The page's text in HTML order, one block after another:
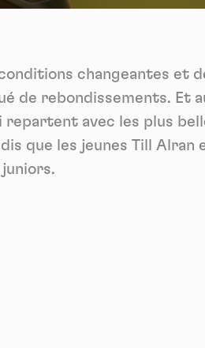
changeantes et
de rebondissements. Et
repartent avec les plus
que les jeunes Till Alran
me